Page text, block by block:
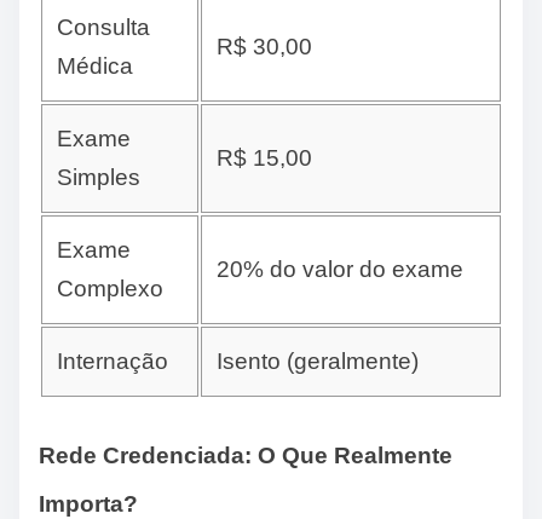
Consulta
Médica
R$ 30,00
Exame
Simples
R$ 15,00
Exame
Complexo
20% do valor do exame
Internação Isento (geralmente)
Rede Credenciada: O Que Realmente
Importa?